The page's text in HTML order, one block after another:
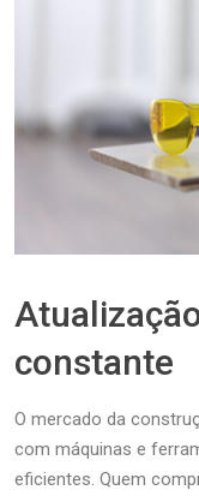
constante
O mercado da
com máquinas e
eficientes. Quem